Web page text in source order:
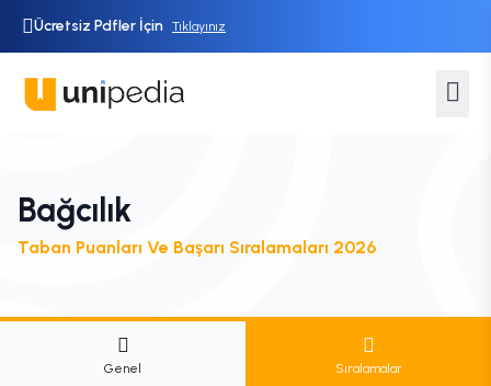
Ücretsiz Pdfler İçin Tıklayınız
Bağcılık
Taban Puanları Ve Başarı Sıralamaları 2026
Genel Sıralamalar